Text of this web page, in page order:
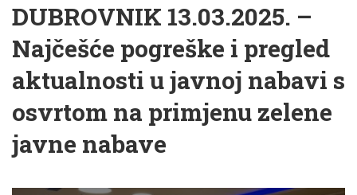
DUBROVNIK 13.03.2025. –
Najčešće pogreške i pregled
aktualnosti u javnoj nabavi s
osvrtom na primjenu zelene
javne nabave